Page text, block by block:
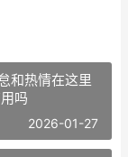
和热情在这里
吗
2026-01-27